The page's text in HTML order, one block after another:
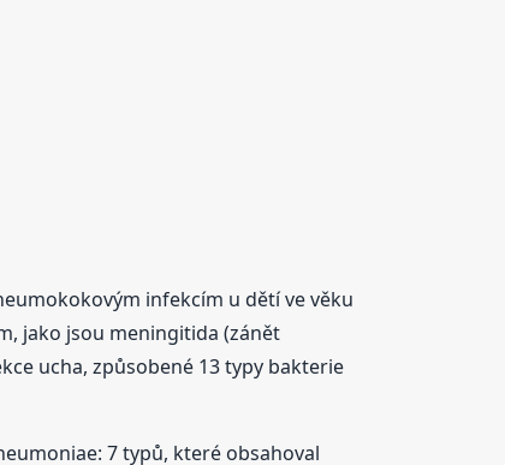
infekcím u dětí ve věku
jako jsou meningitida (zánět
ucha, způsobené 13 typy bakterie
7 typů, které obsahoval